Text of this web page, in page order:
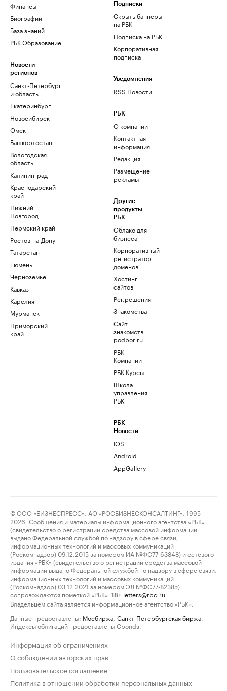
Финансы
Биографии
База знаний
РБК Образование
Новости
регионов
Санкт-Петербург
и область
Екатеринбург
Новосибирск
Омск
Башкортостан
Вологодская
область
Калининград
Краснодарский
край
Нижний
Новгород
Пермский край
Ростов-на-Дону
Татарстан
Тюмень
Черноземье
Кавказ
Карелия
Мурманск
Приморский
край
Подписки
Скрыть баннеры
на РБК
Подписка на РБК
Корпоративная
подписка
Уведомления
RSS Новости
РБК
О компании
Контактная
информация
Редакция
Размещение
рекламы
Другие
продукты
РБК
Облако для
бизнеса
Корпоративный
регистратор
доменов
Хостинг
сайтов
Рег.решения
Знакомства
Сайт
знакомств
podbor.ru
РБК
Компании
РБК Курсы
Школа
управления
РБК
РБК
Новости
iOS
Android
AppGallery
© ООО «БИЗНЕСПРЕСС», АО «РОСБИЗНЕСКОНСАЛТИНГ», 1995–
2026. Сообщения и материалы информационного агентства «РБК»
(свидетельство о регистрации средства массовой информации
выдано Федеральной службой по надзору в сфере связи,
информационных технологий и массовых коммуникаций
(Роскомнадзор) 09.12.2015 за номером ИА №ФС77-63848) и сетевого
издания «РБК» (свидетельство о регистрации средства массовой
информации выдано Федеральной службой по надзору в сфере связи,
информационных технологий и массовых коммуникаций
(Роскомнадзор) 03.12.2021 за номером ЭЛ №ФС77-82385)
сопровождаются пометкой «РБК».
18+ letters@rbc.ru
Владельцем сайта является информационное агентство «РБК».
Данные предоставлены: Мосбиржа Санкт-Петербургская биржа
Индексы облигаций предоставлены Cbonds.
Информация об ограничениях
О соблюдении авторских прав
Пользовательское соглашение
Политика в отношении обработки персональных данных